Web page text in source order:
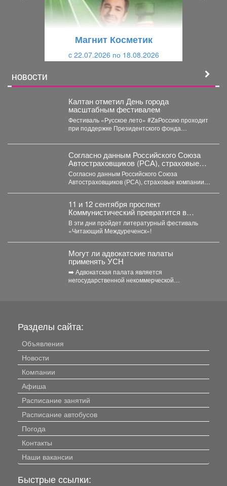
Магнит Косметик
c 22.07.2026 по 18.08.2026
НОВОСТИ
Калтан отметил День города
масштабным фестивалем
Фестиваль «Русское лето» #ZaРоссию проходит
при поддержке Президентского фонда
около 6...
Согласно данным Российского Союза
Автостраховщиков (РСА), страховые
компании за первое полугодие 2026 года
выплатили более 35,3 млрд руб.
Согласно данным Российского Союза
Автостраховщиков (РСА), страховые компании
11 и 12 сентября проспект
Коммунистический превратится в
огромную литературную сцену под
открытым небом.
В эти дни пройдет литературный фестиваль
«Читающий Междуреченск»!
Могут ли адвокатские палаты
применять УСН
➡️ Адвокатская палата является
негосударственной некоммерческой
Разделы сайта:
Объявления
Новости
Компании
Афиша
Расписание занятий
Расписание автобусов
Погода
Контакты
Наши вакансии
Быстрые ссылки: